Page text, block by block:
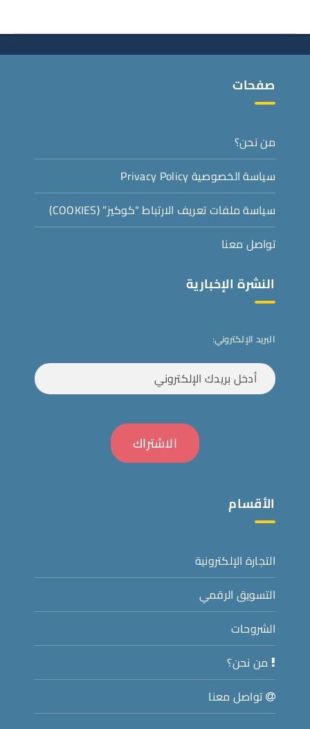
صفحات
من نحن؟
سياسة الخصوصية Privacy Policy
سياسة ملفات تعريف الارتباط “كوكيز” (COOKIES)
تواصل معنا
النشرة الإخبارية
البريد الإلكتروني:
الأقسام
التجارة الإلكترونية
التسويق الرقمي
الشروحات
من نحن؟
تواصل معنا